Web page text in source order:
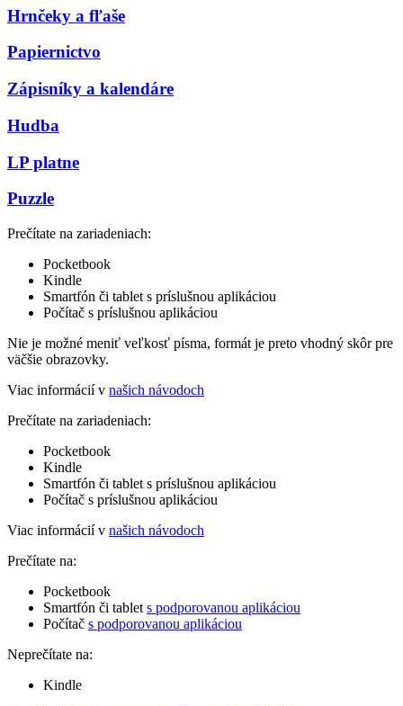
Hrnčeky a fľaše
Papiernictvo
Zápisníky a kalendáre
Hudba
LP platne
Puzzle
Prečítate na zariadeniach:
Pocketbook
Kindle
Smartfón či tablet s príslušnou aplikáciou
Počítač s príslušnou aplikáciou
Nie je možné meniť veľkosť písma, formát je preto vhodný skôr pre
väčšie obrazovky.
Viac informácií v našich návodoch
Prečítate na zariadeniach:
Pocketbook
Kindle
Smartfón či tablet s príslušnou aplikáciou
Počítač s príslušnou aplikáciou
Viac informácií v našich návodoch
Prečítate na:
Pocketbook
Smartfón či tablet s podporovanou aplikáciou
Počítač s podporovanou aplikáciou
Neprečítate na:
Kindle